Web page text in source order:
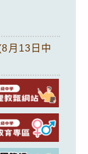
月13日中